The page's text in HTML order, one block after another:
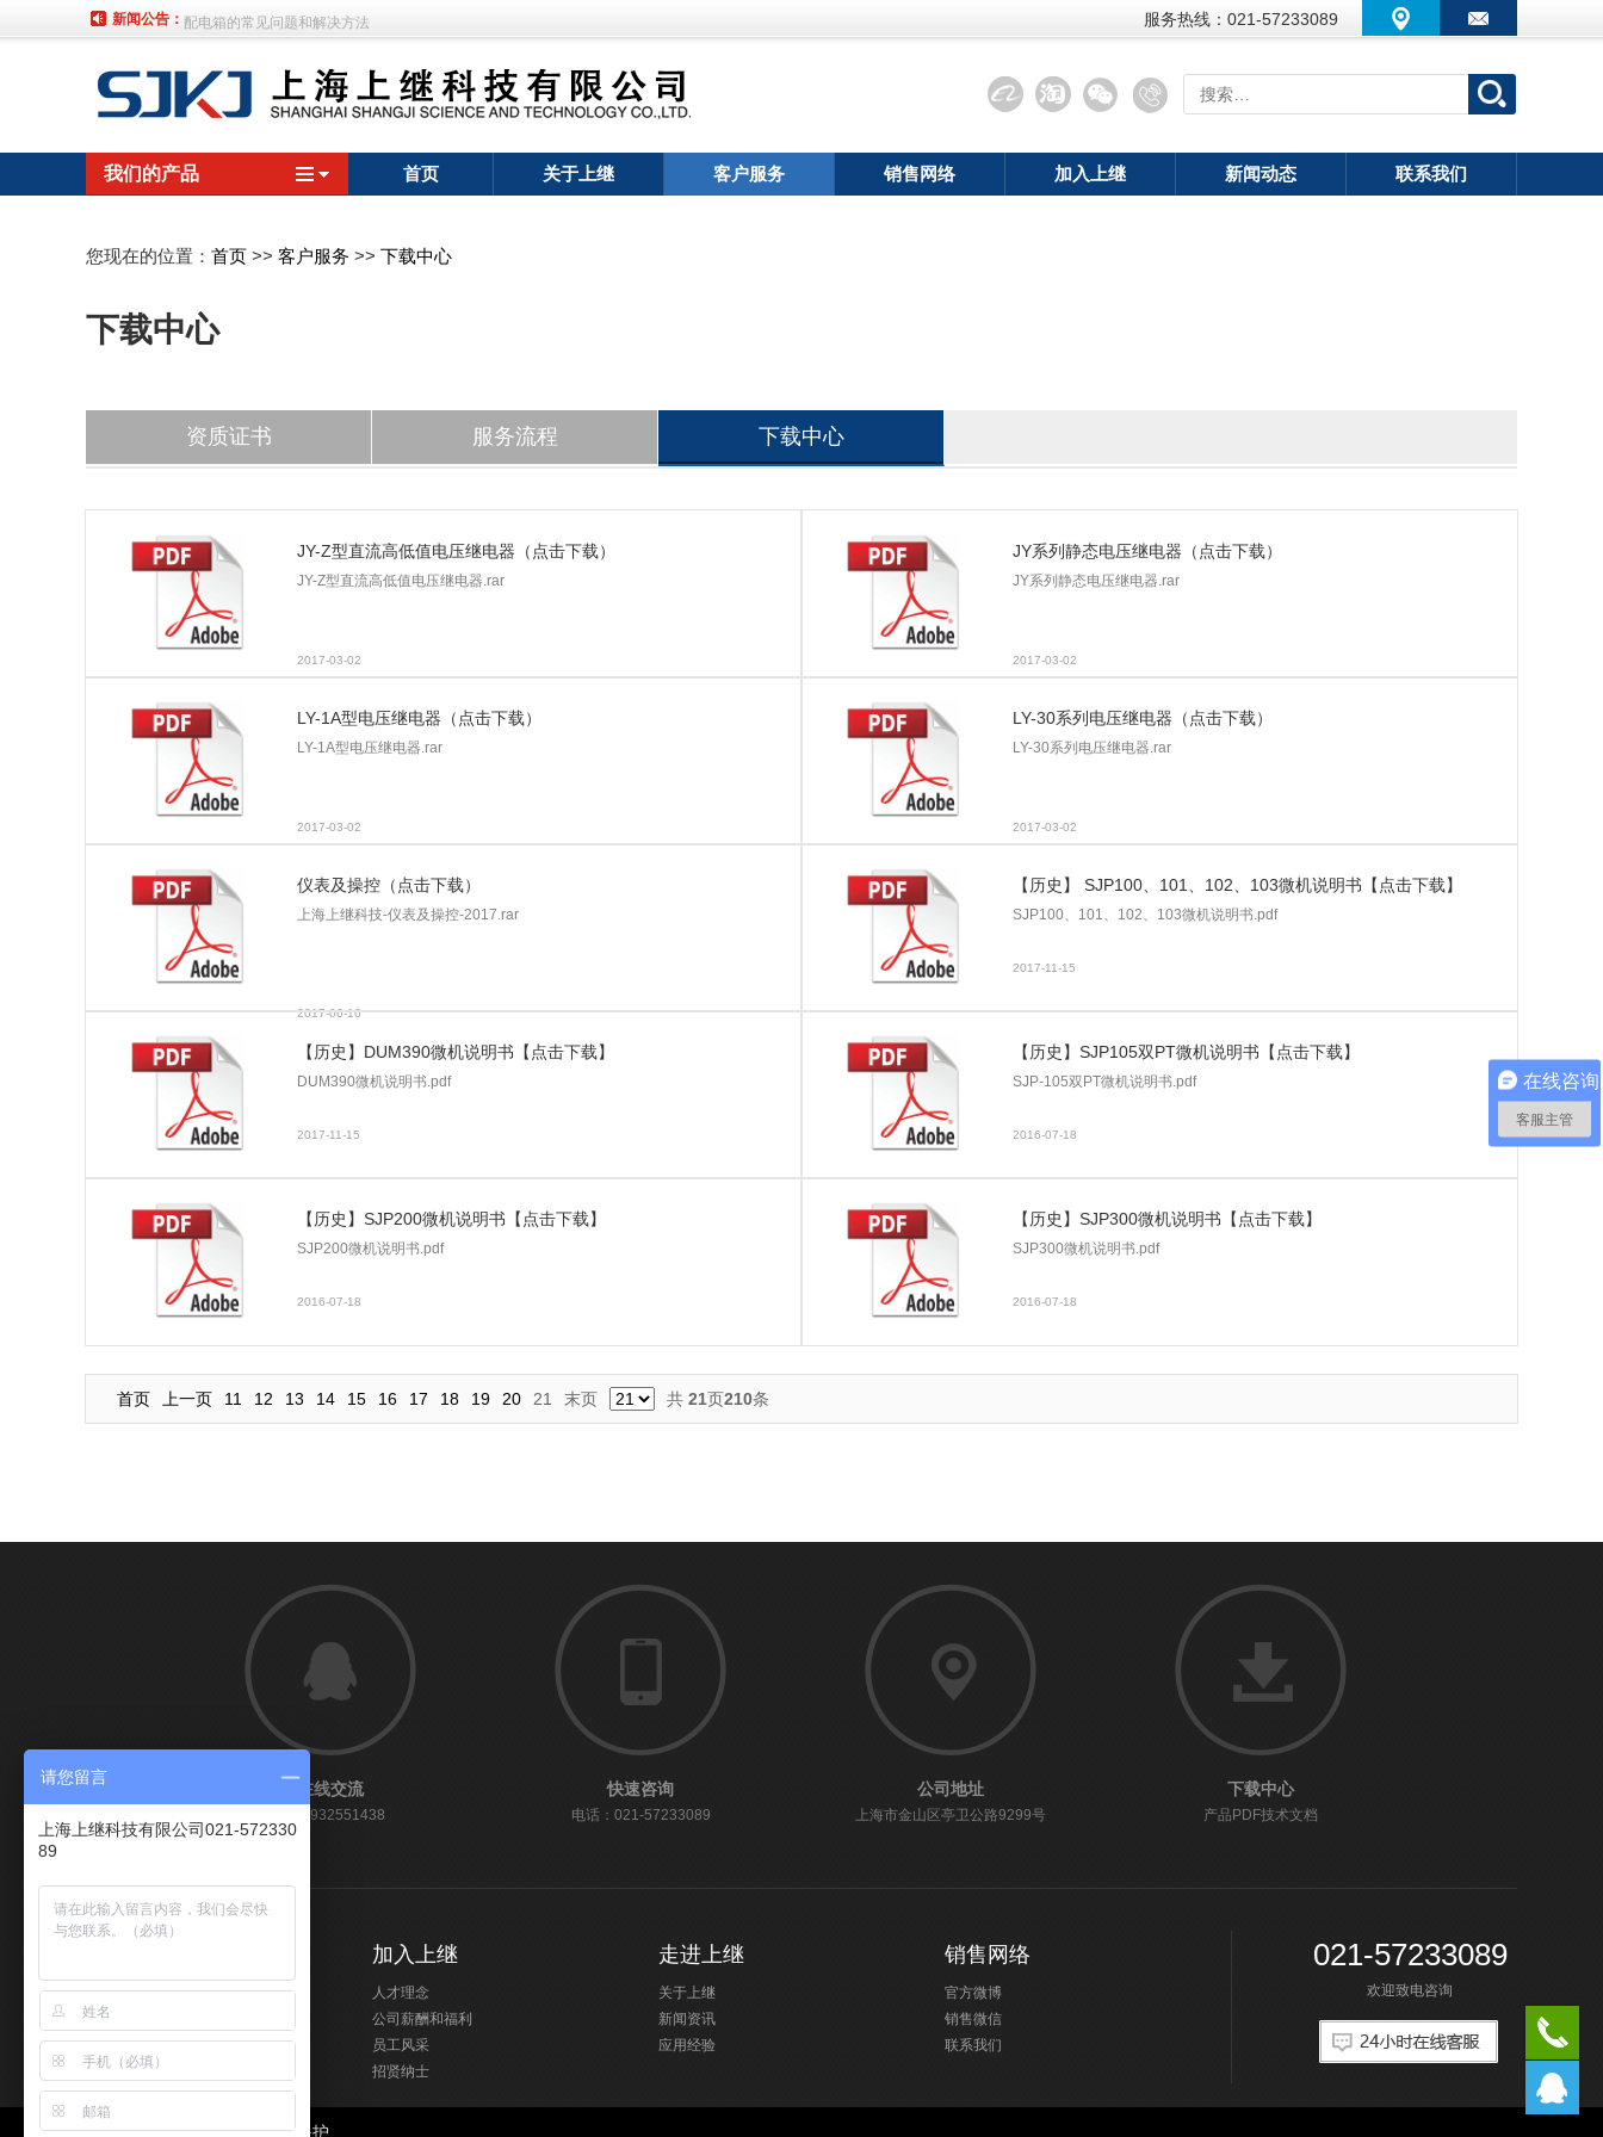
新闻公告： 配电箱的常见问题和解决方法
如何选择配电箱？应该选择什么型号？
如何正确使用以确保舌簧继电器的可靠性？
配电箱安装和明装有点搞混了？
延时继电器：工作原理与接线方法
哪些？
低压继电器的使用和选择原则
功率继电器选型要考虑哪些参数
继电器的电符号/继电器的选用
SSJ-11A静态时间继电器，继电器工作原理
SSJ-21A静态时间继电器厂家
SSJ-11B继电器_时间继电器原理
DL-21CE电流继电器工作原理
DL-11电流继电器生产厂家介绍
服务热线：021-57233089
我们的产品 首页 关于上继 客户服务 销售网络 加入上继 新闻动态 联系我们
您现在的位置： 首页 >> 客户服务 >> 下载中心
下载中心
资质证书 服务流程 下载中心
JY-Z型直流高低值电压继电器（点击下载）
JY-Z型直流高低值电压继电器.rar
2017-03-02
JY系列静态电压继电器（点击下载）
JY系列静态电压继电器.rar
2017-03-02
LY-1A型电压继电器（点击下载）
LY-1A型电压继电器.rar
2017-03-02
LY-30系列电压继电器（点击下载）
LY-30系列电压继电器.rar
2017-03-02
仪表及操控（点击下载）
上海上继科技-仪表及操控-2017.rar
2017-06-16
【历史】 SJP100、101、102、103微机说明书【点击下载】
SJP100、101、102、103微机说明书.pdf
2017-11-15
【历史】DUM390微机说明书【点击下载】
DUM390微机说明书.pdf
2017-11-15
【历史】SJP105双PT微机说明书【点击下载】
SJP-105双PT微机说明书.pdf
2016-07-18
【历史】SJP200微机说明书【点击下载】
SJP200微机说明书.pdf
2016-07-18
【历史】SJP300微机说明书【点击下载】
SJP300微机说明书.pdf
2016-07-18
首页 上一页 11 12 13 14 15 16 17 18 19 20 21 末页 共 21页210条
在线交流
QQ:1932551438
快速咨询
电话：021-57233089
公司地址
上海市金山区亭卫公路9299号
下载中心
产品PDF技术文档
资质证书
服务流程
下载中心
加入上继
人才理念
公司薪酬和福利
员工风采
招贤纳士
走进上继
关于上继
新闻资讯
应用经验
销售网络
官方微博
销售微信
联系我们
021-57233089
欢迎致电咨询
友情链接：电力电容器 微机保护
在线咨询
客服主管
请您留言
上海上继科技有限公司021-572330
89